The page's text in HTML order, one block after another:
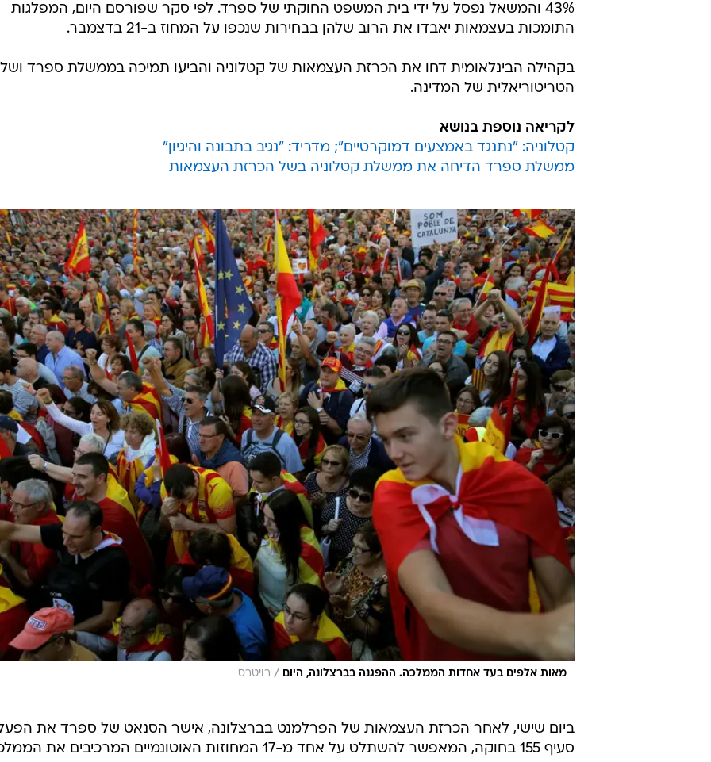
43% והמשאל נפסל על ידי בית המשפט החוקתי של ספרד. לפי סקר שפורסם היום, המפלגות
התומכות בעצמאות יאבדו את הרוב שלהן בבחירות שנכפו על המחוז ב-21 בדצמבר.
בקהילה הבינלאומית דחו את הכרזת העצמאות של קטלוניה והביעו תמיכה בממשלת ספרד
הטריטוריאלית של המדינה.
לקריאה נוספת בנושא
קטלוניה: "נתנגד באמצעים דמוקרטיים"; מדריד: "נגיב בתבונה והיגיון"
ממשלת ספרד הדיחה את ממשלת קטלוניה בשל הכרזת העצמאות
מאות אלפים בעד אחדות הממלכה. ההפגנה בברצלונה, היום / רויטרס
ביום שישי, לאחר הכרזת העצמאות של הפרלמנט בברצלונה, אישר הסנאט של ספרד את
סעיף 155 בחוקה, המאפשר להשתלט על אחד מ-17 המחוזות האוטונמיים המרכיבים את